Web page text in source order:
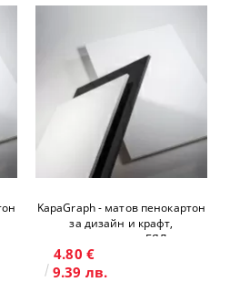
KapaGraph - матов пенокартон
за дизайн и крафт,
двустранен, БЯЛ
4.80 €
9.39 лв.